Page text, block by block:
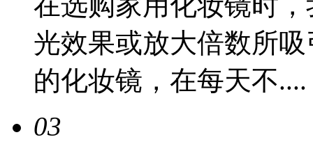
光效果或放大倍数所
的化妆镜，在每天不....
03